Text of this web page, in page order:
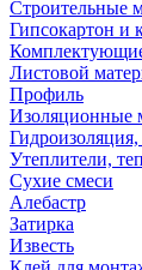
Строительные
Гипсокартон и
Комплектующие
Листовой
Профиль
Изоляционные
Утеплители,
Сухие смеси
Алебастр
Затирка
Известь